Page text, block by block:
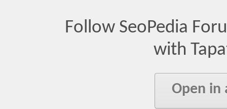
Follow SeoPedia
with
Open in